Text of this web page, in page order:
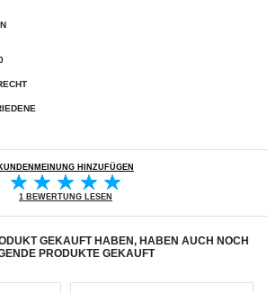
KUNDENMEINUNG HINZUFÜGEN
1 BEWERTUNG LESEN
GEKAUFT HABEN, HABEN AUCH NOCH
PRODUKTE GEKAUFT